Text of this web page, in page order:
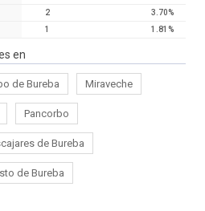
2 3.70%
1 1.81 %
en
de Bureba Miraveche
Pancorbo
de Bureba
de Bureba